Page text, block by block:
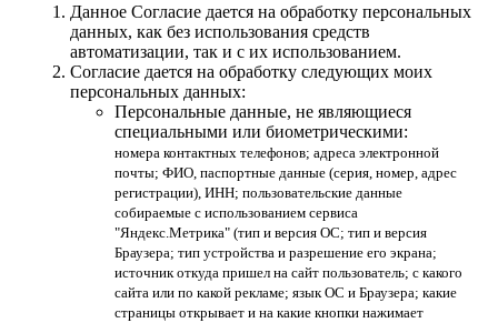
Данное Согласие дается на обработку персональных
данных, как без использования средств
автоматизации, так и с их использованием.
Согласие дается на обработку следующих моих
персональных данных:
Персональные данные, не являющиеся
специальными или биометрическими:
номера контактных телефонов; адреса электронной
почты; ФИО, паспортные данные (серия, номер, адрес
регистрации), ИНН; пользовательские данные
собираемые с использованием сервиса
"Яндекс.Метрика" (тип и версия ОС; тип и версия
Браузера; тип устройства и разрешение его экрана;
источник откуда пришел на сайт пользователь; с какого
сайта или по какой рекламе; язык ОС и Браузера; какие
страницы открывает и на какие кнопки нажимает